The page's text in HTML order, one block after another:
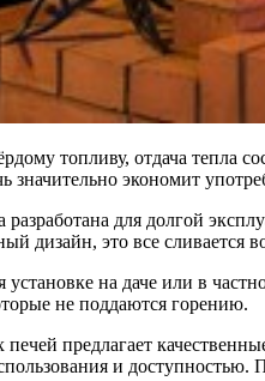
топливу, отдача тепла
значительно экономит
разработана для долгой
дизайн, это все
установке на даче или в
не поддаются горению.
предлагает
и